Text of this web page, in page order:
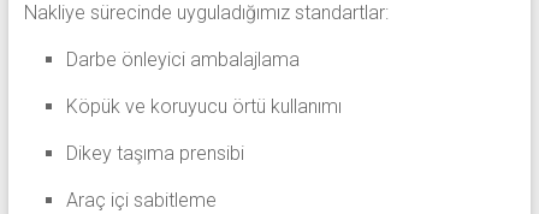
Nakliye sürecinde uyguladığımız standartlar:
Darbe önleyici ambalajlama
Köpük ve koruyucu örtü kullanımı
Dikey taşıma prensibi
Araç içi sabitleme